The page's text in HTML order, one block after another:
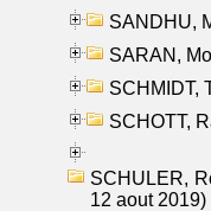
SANDHU,
SARAN,
SCHMIDT,
SCHOTT,
SCHULER,
12 aout 2019)